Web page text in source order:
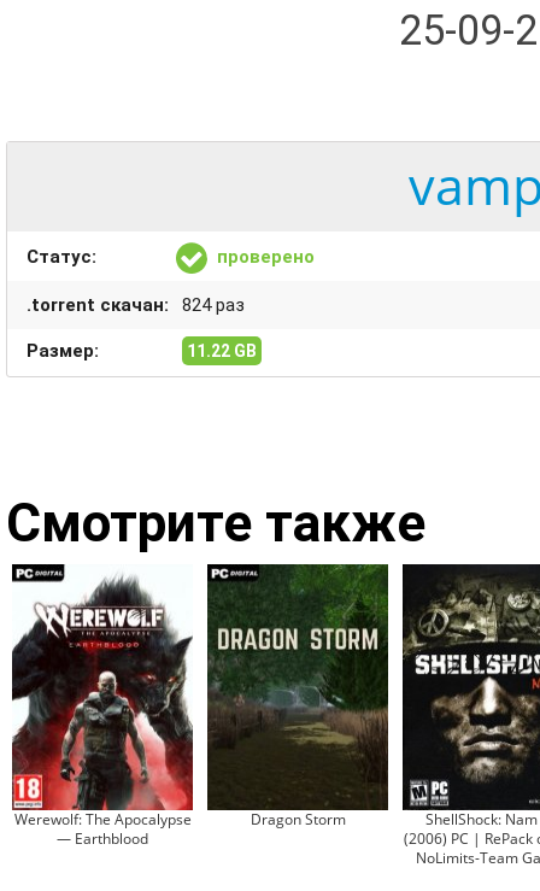
25-09-
Статус: проверено
.torrent скачан: 824 раз
Размер: 11.22 GB
Смотрите также
Werewolf: The Apocalypse
— Earthblood
Dragon Storm
ShellShock:
(2006) PC | RePack
NoLimits-Team